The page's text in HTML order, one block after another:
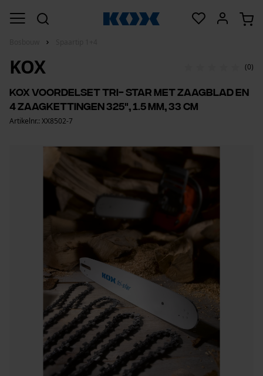
KOX (0)
KOX voordelset Tri- Star met zaagblad en
4 zaagkettingen 325", 1.5 mm, 33 cm
Artikelnr.: XX8502-7